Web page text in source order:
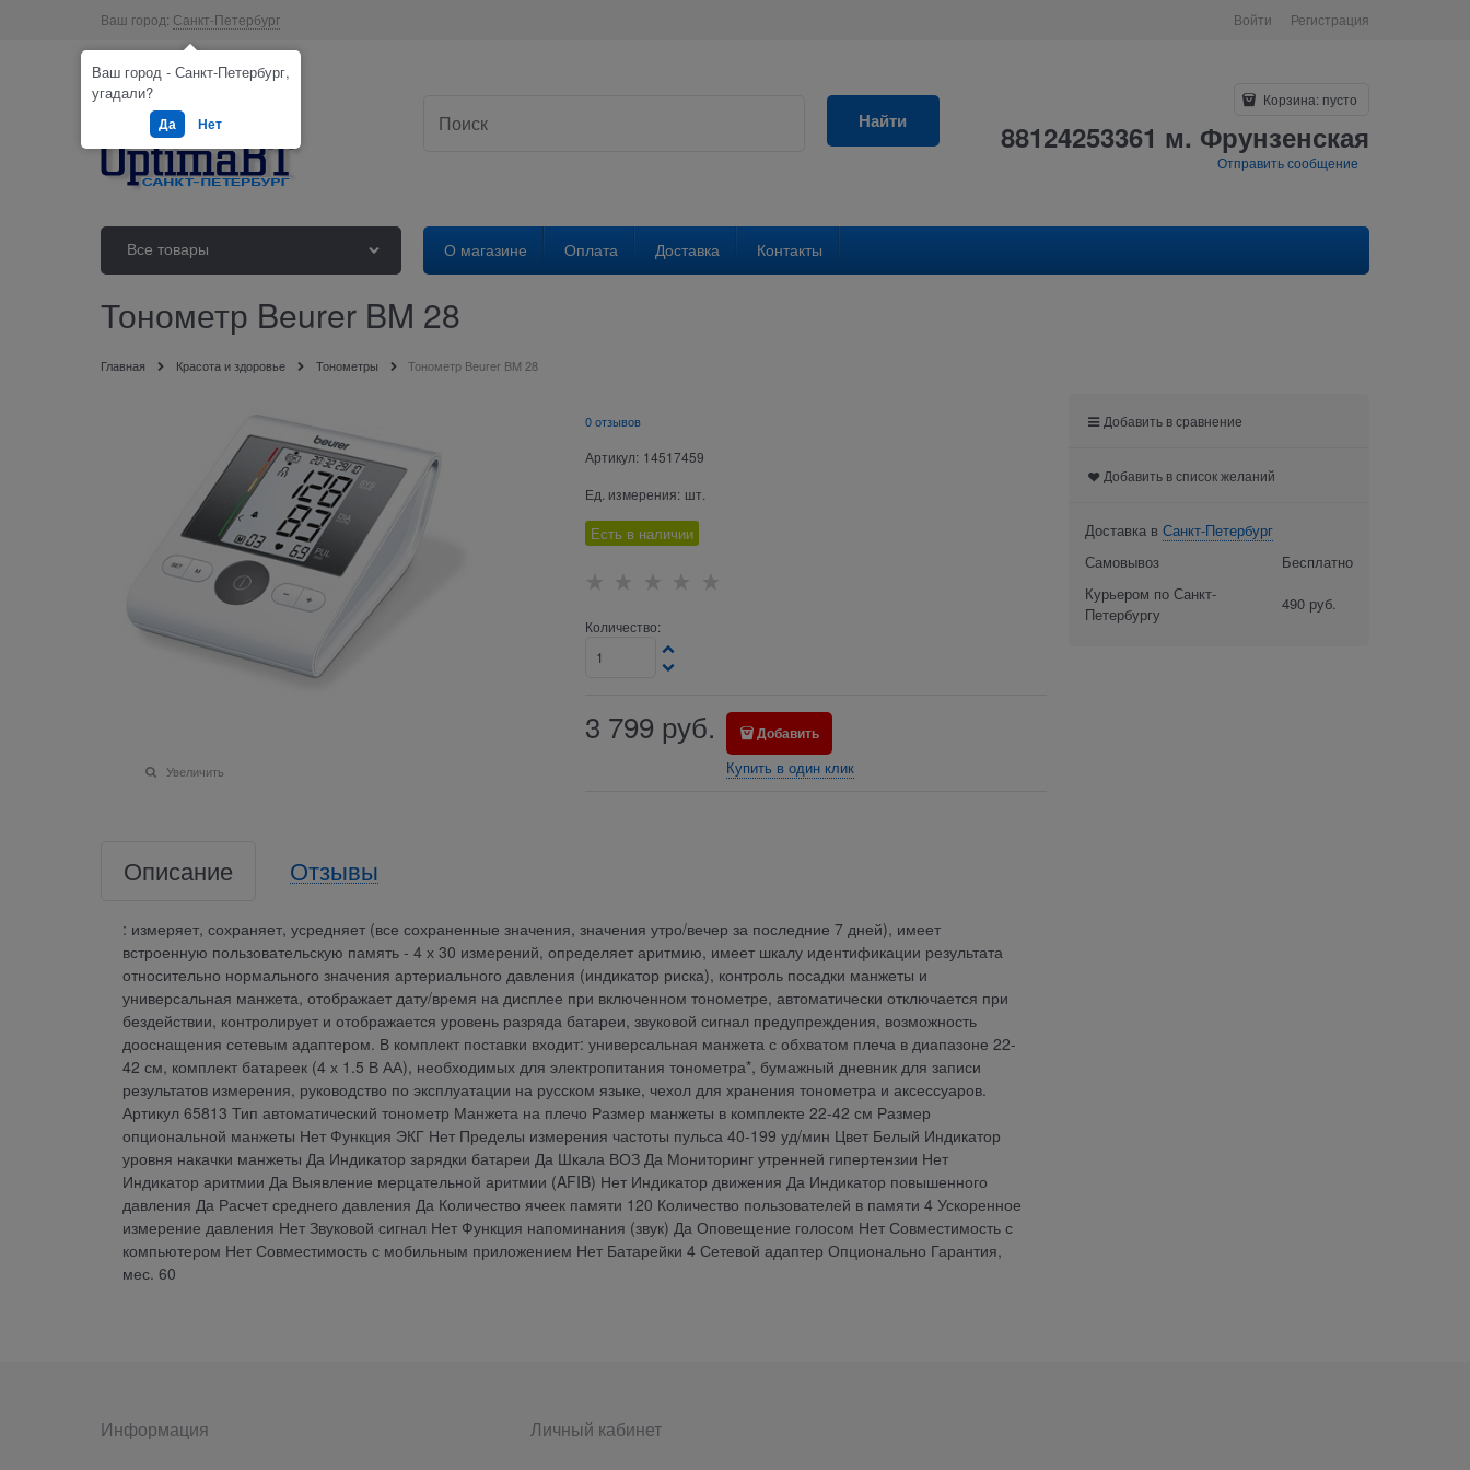
Ваш город: Санкт-Петербург Войти Регистрация
Найти
Корзина: пусто
88124253361 м. Фрунзенская
Отправить сообщение
Все товары О магазине Оплата Доставка Контакты
Тонометр Beurer BM 28
Главная Красота и здоровье Тонометры Тонометр Beurer BM 28
Увеличить
0 отзывов
Артикул: 14517459
Ед. измерения: шт.
Есть в наличии
Количество:
3 799 руб. Добавить
Купить в один клик
Описание Отзывы
: измеряет, сохраняет, усредняет (все сохраненные значения, значения утро/вечер за последние 7 дней), имеет
встроенную пользовательскую память - 4 х 30 измерений, определяет аритмию, имеет шкалу идентификации результата
относительно нормального значения артериального давления (индикатор риска), контроль посадки манжеты и
универсальная манжета, отображает дату/время на дисплее при включенном тонометре, автоматически отключается при
бездействии, контролирует и отображается уровень разряда батареи, звуковой сигнал предупреждения, возможность
дооснащения сетевым адаптером. В комплект поставки входит: универсальная манжета с обхватом плеча в диапазоне 22-
42 см, комплект батареек (4 х 1.5 В АА), необходимых для электропитания тонометра*, бумажный дневник для записи
результатов измерения, руководство по эксплуатации на русском языке, чехол для хранения тонометра и аксессуаров.
Артикул 65813 Тип автоматический тонометр Манжета на плечо Размер манжеты в комплекте 22-42 см Размер
опциональной манжеты Нет Функция ЭКГ Нет Пределы измерения частоты пульса 40-199 уд/мин Цвет Белый Индикатор
уровня накачки манжеты Да Индикатор зарядки батареи Да Шкала ВОЗ Да Мониторинг утренней гипертензии Нет
Индикатор аритмии Да Выявление мерцательной аритмии (AFIB) Нет Индикатор движения Да Индикатор повышенного
давления Да Расчет среднего давления Да Количество ячеек памяти 120 Количество пользователей в памяти 4 Ускоренное
измерение давления Нет Звуковой сигнал Нет Функция напоминания (звук) Да Оповещение голосом Нет Совместимость с
компьютером Нет Совместимость с мобильным приложением Нет Батарейки 4 Сетевой адаптер Опционально Гарантия,
мес. 60
Добавить в сравнение
Добавить в список желаний
Доставка в Санкт-Петербург
Самовывоз
Бесплатно
Курьером по Санкт-
Петербургу
490 руб.
Информация Личный кабинет
Ваш город - Санкт-Петербург,
угадали?
Да Нет